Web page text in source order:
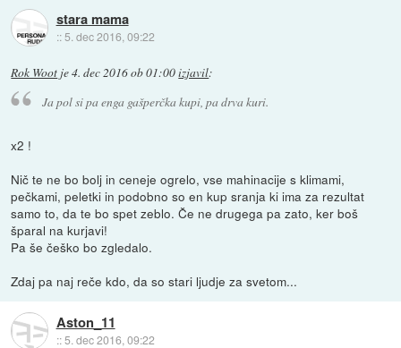
stara mama
:: 5. dec 2016, 09:22
Rok Woot je4. dec 2016 ob 01:00izjavil:
Ja pol si pa enga gašperčka kupi, pa drva kuri.
x2 !
Nič te ne bo bolj in ceneje ogrelo, vse mahinacije s klimami,
pečkami, peletki in podobno so en kup sranja ki ima za rezultat
samo to, da te bo spet zeblo. Če ne drugega pa zato, ker boš
šparal na kurjavi!
Pa še češko bo zgledalo.
Zdaj pa naj reče kdo, da so stari ljudje za svetom...
Aston_11
::5. dec 2016, 09:22